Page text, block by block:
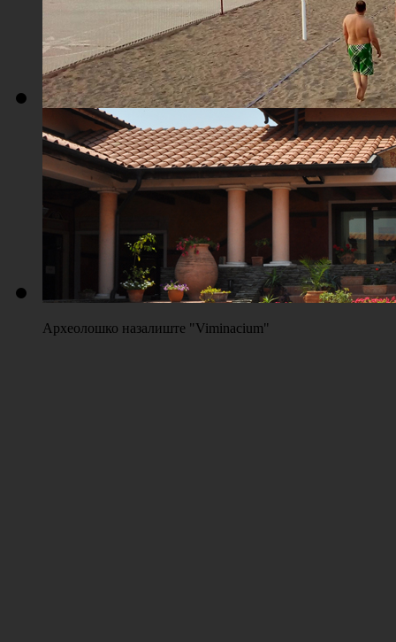
Плажа "Топољар" - Терени на песку
Археолошко назалиште "Viminacium"